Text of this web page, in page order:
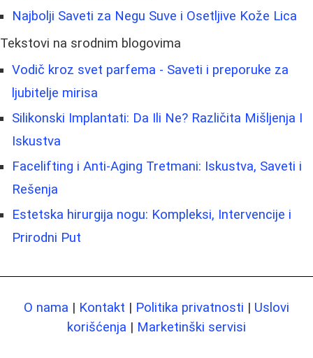
Najbolji Saveti za Negu Suve i Osetljive Kože Lica
Tekstovi na srodnim blogovima
Vodič kroz svet parfema - Saveti i preporuke za
ljubitelje mirisa
Silikonski Implantati: Da Ili Ne? Različita Mišljenja I
Iskustva
Facelifting i Anti-Aging Tretmani: Iskustva, Saveti i
Rešenja
Estetska hirurgija nogu: Kompleksi, Intervencije i
Prirodni Put
O nama | Kontakt | Politika privatnosti | Uslovi
korišćenja | Marketinški servisi